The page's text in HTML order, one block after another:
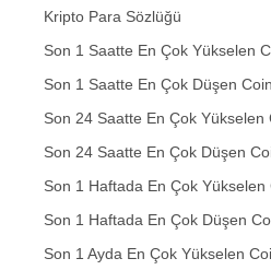
Kripto Para Sözlüğü
Son 1 Saatte En Çok Yükselen
Son 1 Saatte En Çok Düşen
Son 24 Saatte En Çok Yükselen
Son 24 Saatte En Çok Düşen
Son 1 Haftada En Çok Yükselen
Son 1 Haftada En Çok Düşen
Son 1 Ayda En Çok Yükselen